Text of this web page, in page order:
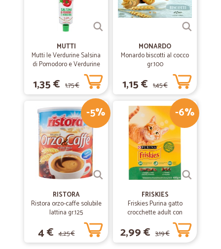
MUTTI
Mutti le Verdurine Salsina
di Pomodoro e Verdurine
1,35 € 1,75 €
MONARDO
Monardo biscotti al cocco
gr.100
1,15 € 1,45 €
-5%
RISTORA
Ristora orzo-caffe solubile
lattina gr.125
4 € 4,25 €
-6%
FRISKIES
Friskies Purina gatto
crocchette adult con
coniglio, pollo e verdure
scatola gr.400
2,99 € 3,19 €